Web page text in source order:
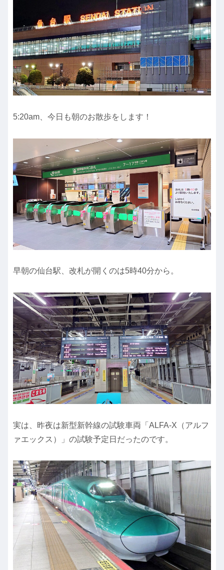
5:20am、今日も朝のお散歩をします！
早朝の仙台駅、改札が開くのは5時40分から。
実は、昨夜は新型新幹線の試験車両「ALFA-X（アルフ
ァエックス）」の試験予定日だったのです。